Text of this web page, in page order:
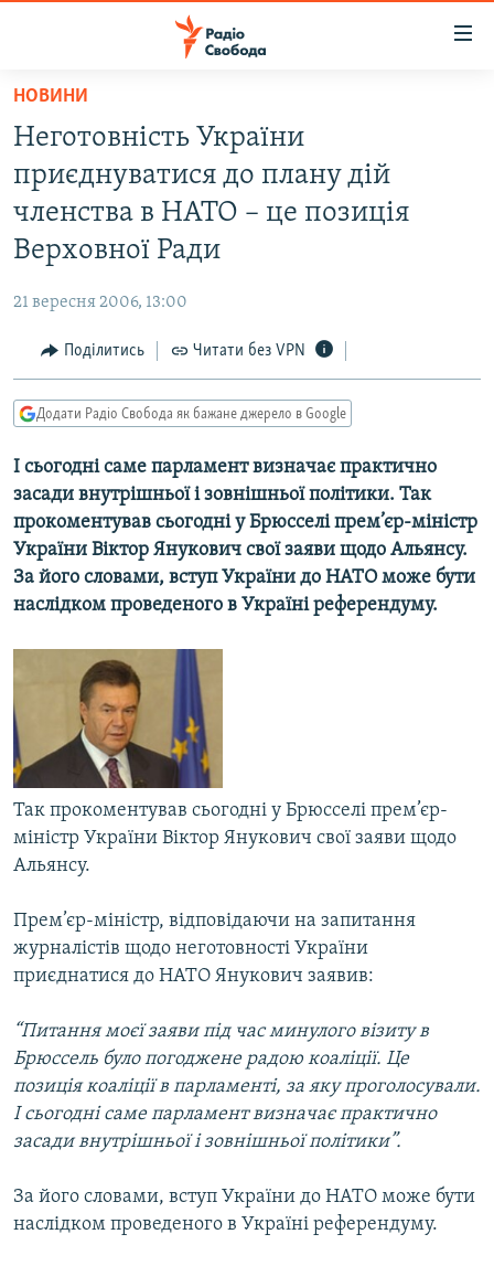
Перейти
основного
матеріалу
Перейти
основної
Перейти
пошуку
СТАТТІ
СУСПІЛЬСТВО
КУЛЬТУРА
СПОРТ
СВІТ
ВІЙНА
ДОНБАС.РЕАЛІЇ
КРИМ.РЕАЛІЇ
ТИ ЯК?
КИТАЙ.ВИКЛИКИ
МУЛЬТИМЕДІА
ФОТО
СПЕЦПРОЄКТИ
КРИМ РЕАЛІЇ
УКР
КТАТ
ДОЛУЧАЙСЯ!
НОВИНИ
Неготовність України
приєднуватися до плану дій
членства в НАТО – це позиція
Верховної Ради
21 вересня 2006, 13:00
Поділитись Читати без VPN
Додати Радіо Свобода як бажане джерело в Google
І сьогодні саме парламент визначає практично
засади внутрішньої і зовнішньої політики. Так
прокоментував сьогодні у Брюсселі прем’єр-міністр
України Віктор Янукович свої заяви щодо Альянсу.
За його словами, вступ України до НАТО може бути
наслідком проведеного в Україні референдуму.
Так прокоментував сьогодні у Брюсселі прем’єр-
міністр України Віктор Янукович свої заяви щодо
Альянсу.
Прем’єр-міністр, відповідаючи на запитання
журналістів щодо неготовності України
приєднатися до НАТО Янукович заявив:
“Питання моєї заяви під час минулого візиту в
Брюссель було погоджене радою коаліції. Це
позиція коаліції в парламенті, за яку проголосували.
І сьогодні саме парламент визначає практично
засади внутрішньої і зовнішньої політики”.
За його словами, вступ України до НАТО може бути
наслідком проведеного в Україні референдуму.